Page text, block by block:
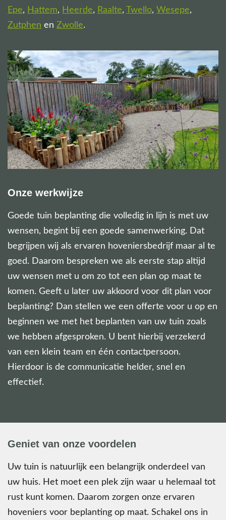
Epe, Hattem, Heerde, Raalte, Twello, Wesepe,
Zutphen en Zwolle.
Onze werkwijze
Goede tuin beplanting die volledig in lijn is met uw
wensen, begint bij een goede samenwerking. Dat
begrijpen wij als ervaren hoveniersbedrijf maar al te
goed. Daarom bespreken we als eerste stap altijd
uw wensen met u om zo tot een plan op maat te
komen. Geeft u later uw akkoord voor dit plan voor
beplanting? Dan stellen we een offerte voor u op en
beginnen we met het beplanten van uw tuin zoals
we hebben afgesproken. U bent hierbij verzekerd
van een klein team en één contactpersoon.
Hierdoor is de communicatie helder, snel en
effectief.
Geniet van onze voordelen
Uw tuin is natuurlijk een belangrijk onderdeel van
uw huis. Het moet een plek zijn waar u helemaal tot
rust kunt komen. Daarom zorgen onze ervaren
hoveniers voor beplanting op maat. Schakel ons in